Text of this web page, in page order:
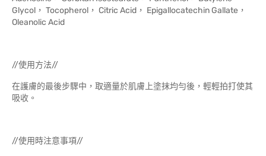
Glycol， Tocopherol， Citric Acid， Epigallocatechin Gallate，
Oleanolic Acid
//使用方法//
在護膚的最後步驟中，取適量於肌膚上塗抹均勻後，輕輕拍打使其
吸收。
//使用時注意事項//